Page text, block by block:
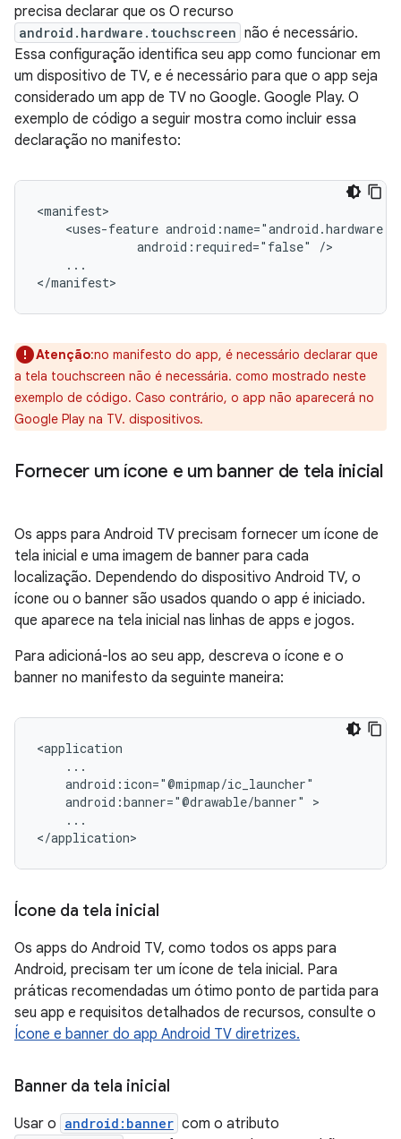
precisa declarar que os O recurso
android.hardware.touchscreen não é necessário.
Essa configuração identifica seu app como funcionar em
um dispositivo de TV, e é necessário para que o app seja
considerado um app de TV no Google. Google Play. O
exemplo de código a seguir mostra como incluir essa
declaração no manifesto:
<uses-feature
android:required="false"
...
</manifest>
Atenção:no manifesto do app, é necessário declarar que
a tela touchscreen não é necessária. como mostrado neste
exemplo de código. Caso contrário, o app não aparecerá no
Google Play na TV. dispositivos.
Fornecer um ícone e um banner de tela inicial
Os apps para Android TV precisam fornecer um ícone de
tela inicial e uma imagem de banner para cada
localização. Dependendo do dispositivo Android TV, o
ícone ou o banner são usados quando o app é iniciado.
que aparece na tela inicial nas linhas de apps e jogos.
Para adicioná-los ao seu app, descreva o ícone e o
banner no manifesto da seguinte maneira:
android:banner="@drawable/banner"
...
</application>
Ícone da tela inicial
Os apps do Android TV, como todos os apps para
Android, precisam ter um ícone de tela inicial. Para
práticas recomendadas um ótimo ponto de partida para
seu app e requisitos detalhados de recursos, consulte o
Ícone e banner do app Android TV diretrizes.
Banner da tela inicial
Usar o android:banner com o atributo